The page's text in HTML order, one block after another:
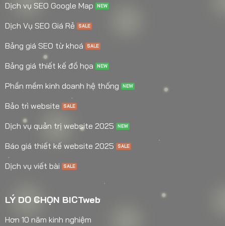
Dịch vụ SEO Google Map
Dịch Vụ SEO Giá Rẻ
Bảng giá SEO từ khoá
Bảng giá thiết kế đồ họa
Phần mềm kinh doanh hệ thống
Bảo trì website
Dịch vụ quản trị website 2025
Báo giá thiết kế website 2025
Dịch vụ viết bài
LÝ DO CHỌN BICTweb
Hơn 10 năm kinh nghiệm